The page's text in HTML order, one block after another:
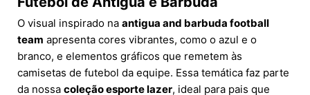
O visual inspirado na antigua and barbuda football
team apresenta cores vibrantes, como o azul e o
branco, e elementos gráficos que remetem às
camisetas de futebol da equipe. Essa temática faz parte
da nossa coleção esporte lazer, ideal para pais que